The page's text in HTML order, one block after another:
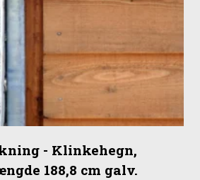
- Klinkehegn,
188,8 cm galv.